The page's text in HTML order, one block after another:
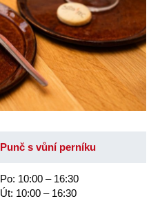
Punč s vůní perníku
Po: 10:00 – 16:30
Út: 10:00 – 16:30